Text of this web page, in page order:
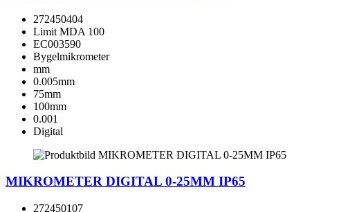
272450404
Limit MDA 100
EC003590
Bygelmikrometer
mm
0.005mm
75mm
100mm
0.001
Digital
MIKROMETER DIGITAL 0-25MM IP65
272450107